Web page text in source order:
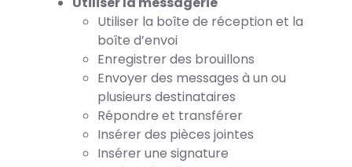
Utiliser la boîte de réception et la
boîte d’envoi
Enregistrer des brouillons
Envoyer des messages à un ou
plusieurs destinataires
Répondre et transférer
Insérer des pièces jointes
Insérer une signature